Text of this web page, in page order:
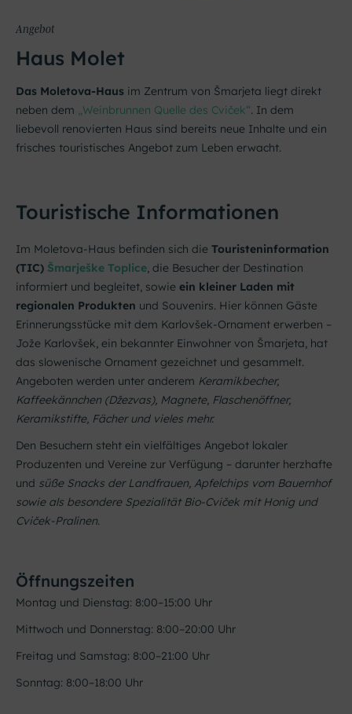
Angebot
Haus Molet
Das Moletova-Haus im Zentrum von Šmarjeta liegt direkt
neben dem „Weinbrunnen Quelle des Cviček“. In dem
liebevoll renovierten Haus sind bereits neue Inhalte und ein
frisches touristisches Angebot zum Leben erwacht.
Touristische Informationen
Im Moletova-Haus befinden sich die Touristeninformation
(TIC) Šmarješke Toplice, die Besucher der Destination
informiert und begleitet, sowie ein kleiner Laden mit
regionalen Produkten und Souvenirs. Hier können Gäste
Erinnerungsstücke mit dem Karlovšek-Ornament erwerben –
Jože Karlovšek, ein bekannter Einwohner von Šmarjeta, hat
das slowenische Ornament gezeichnet und gesammelt.
Angeboten werden unter anderem Keramikbecher,
Kaffeekännchen (Džezvas), Magnete, Flaschenöffner,
Keramikstifte, Fächer und vieles mehr.
Den Besuchern steht ein vielfältiges Angebot lokaler
Produzenten und Vereine zur Verfügung – darunter herzhafte
und süße Snacks der Landfrauen, Apfelchips vom Bauernhof
sowie als besondere Spezialität Bio-Cviček mit Honig und
Cviček-Pralinen.
Öffnungszeiten
Montag und Dienstag: 8:00–15:00 Uhr
Mittwoch und Donnerstag: 8:00–20:00 Uhr
Freitag und Samstag: 8:00–21:00 Uhr
Sonntag: 8:00–18:00 Uhr